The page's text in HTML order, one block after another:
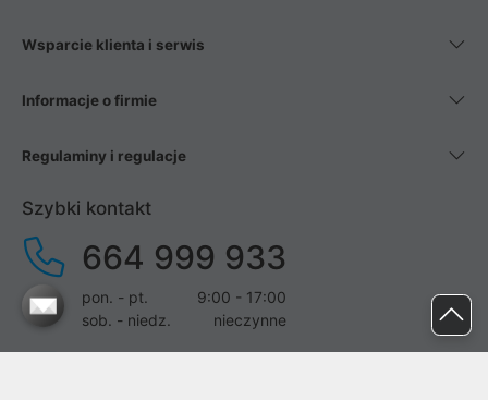
Wsparcie klienta i serwis
Informacje o firmie
Regulaminy i regulacje
Szybki kontakt
664 999 933
pon. - pt.
9:00 - 17:00
sob. - niedz.
nieczynne